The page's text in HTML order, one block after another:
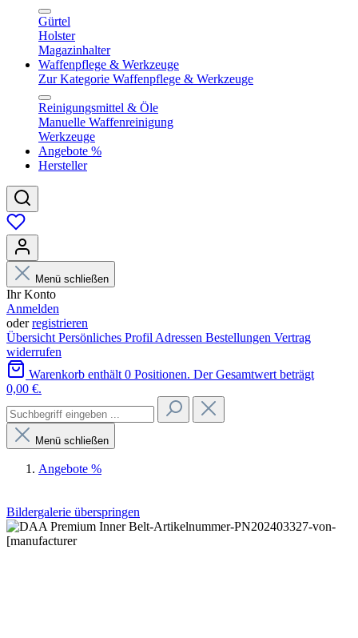
Gürtel
Holster
Magazinhalter
Waffenpflege & Werkzeuge
Zur Kategorie Waffenpflege & Werkzeuge
Reinigungsmittel & Öle
Manuelle Waffenreinigung
Werkzeuge
Angebote %
Hersteller
Menü schließen
Ihr Konto
Anmelden
oderregistrieren
Übersicht Persönliches Profil Adressen Bestellungen Vertrag
widerrufen
Warenkorb enthält 0 Positionen. Der Gesamtwert beträgt
0,00 €.
Menü schließen
Angebote %
Bildergalerie überspringen